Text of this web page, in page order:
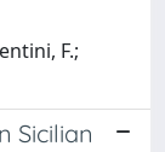
F.;
Sicilian